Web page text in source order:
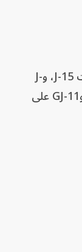
وتواجد في تلك المنشأة دمى من طائرات J-15، وJ-
35/J-31/FC-31 Gyrfalcon، وKJ-600، وGJ-11 على